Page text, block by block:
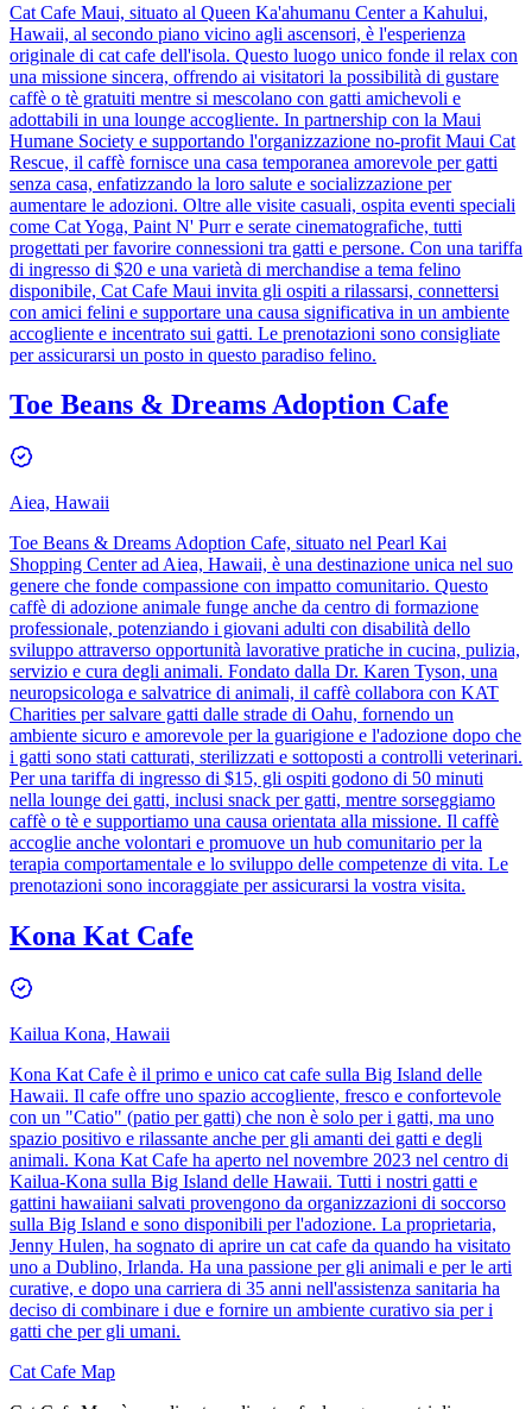
Cat Cafe Maui, situato al Queen Ka'ahumanu Center a Kahului,
Hawaii, al secondo piano vicino agli ascensori, è l'esperienza
originale di cat cafe dell'isola. Questo luogo unico fonde il relax con
una missione sincera, offrendo ai visitatori la possibilità di gustare
caffè o tè gratuiti mentre si mescolano con gatti amichevoli e
adottabili in una lounge accogliente. In partnership con la Maui
Humane Society e supportando l'organizzazione no-profit Maui Cat
Rescue, il caffè fornisce una casa temporanea amorevole per gatti
senza casa, enfatizzando la loro salute e socializzazione per
aumentare le adozioni. Oltre alle visite casuali, ospita eventi speciali
come Cat Yoga, Paint N' Purr e serate cinematografiche, tutti
progettati per favorire connessioni tra gatti e persone. Con una tariffa
di ingresso di $20 e una varietà di merchandise a tema felino
disponibile, Cat Cafe Maui invita gli ospiti a rilassarsi, connettersi
con amici felini e supportare una causa significativa in un ambiente
accogliente e incentrato sui gatti. Le prenotazioni sono consigliate
per assicurarsi un posto in questo paradiso felino.
Toe Beans & Dreams Adoption Cafe
Aiea, Hawaii
Toe Beans & Dreams Adoption Cafe, situato nel Pearl Kai
Shopping Center ad Aiea, Hawaii, è una destinazione unica nel suo
genere che fonde compassione con impatto comunitario. Questo
caffè di adozione animale funge anche da centro di formazione
professionale, potenziando i giovani adulti con disabilità dello
sviluppo attraverso opportunità lavorative pratiche in cucina, pulizia,
servizio e cura degli animali. Fondato dalla Dr. Karen Tyson, una
neuropsicologa e salvatrice di animali, il caffè collabora con KAT
Charities per salvare gatti dalle strade di Oahu, fornendo un
ambiente sicuro e amorevole per la guarigione e l'adozione dopo che
i gatti sono stati catturati, sterilizzati e sottoposti a controlli veterinari.
Per una tariffa di ingresso di $15, gli ospiti godono di 50 minuti
nella lounge dei gatti, inclusi snack per gatti, mentre sorseggiamo
caffè o tè e supportiamo una causa orientata alla missione. Il caffè
accoglie anche volontari e promuove un hub comunitario per la
terapia comportamentale e lo sviluppo delle competenze di vita. Le
prenotazioni sono incoraggiate per assicurarsi la vostra visita.
Kona Kat Cafe
Kailua Kona, Hawaii
Kona Kat Cafe è il primo e unico cat cafe sulla Big Island delle
Hawaii. Il cafe offre uno spazio accogliente, fresco e confortevole
con un "Catio" (patio per gatti) che non è solo per i gatti, ma uno
spazio positivo e rilassante anche per gli amanti dei gatti e degli
animali. Kona Kat Cafe ha aperto nel novembre 2023 nel centro di
Kailua-Kona sulla Big Island delle Hawaii. Tutti i nostri gatti e
gattini hawaiiani salvati provengono da organizzazioni di soccorso
sulla Big Island e sono disponibili per l'adozione. La proprietaria,
Jenny Hulen, ha sognato di aprire un cat cafe da quando ha visitato
uno a Dublino, Irlanda. Ha una passione per gli animali e per le arti
curative, e dopo una carriera di 35 anni nell'assistenza sanitaria ha
deciso di combinare i due e fornire un ambiente curativo sia per i
gatti che per gli umani.
Cat Cafe Map